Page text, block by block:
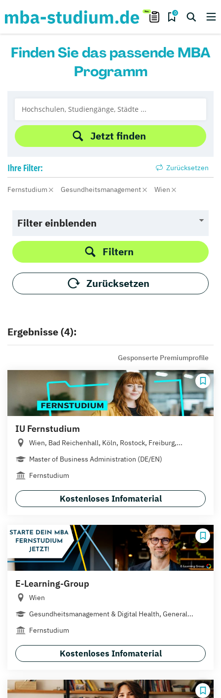
0
Finden Sie das passende MBA
Programm
Jetzt finden
Ihre Filter: Zurücksetzen
Fernstudium Gesundheitsmanagement Wien
Filter einblenden
Filtern
Zurücksetzen
Ergebnisse (4):
Gesponserte Premiumprofile
IU Fernstudium
Wien, Bad Reichenhall, Köln, Rostock, Freiburg,...
Master of Business Administration (DE/EN)
Fernstudium
Kostenloses Infomaterial
E-Learning-Group
Wien
Gesundheitsmanagement & Digital Health, General...
Fernstudium
Kostenloses Infomaterial